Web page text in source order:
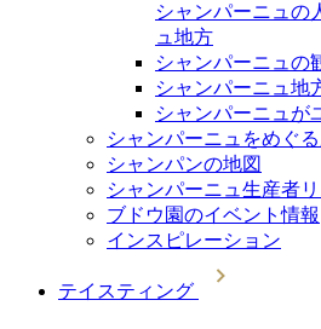
シャンパーニュの
ュ地方
シャンパーニュの
シャンパーニュ地
シャンパーニュが
シャンパーニュをめぐる
シャンパンの地図
シャンパーニュ生産者リ
ブドウ園のイベント情報
インスピレーション
テイスティング